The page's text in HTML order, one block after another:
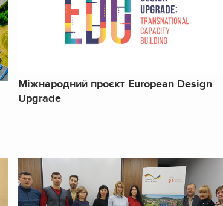
Міжнародний проєкт European Design
Upgrade